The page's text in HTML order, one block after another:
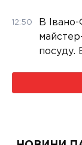
12:50
В
посуду.